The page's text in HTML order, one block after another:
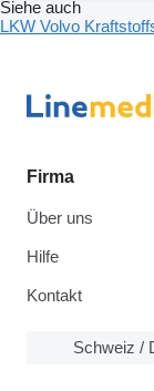
Siehe auch
LKW Volvo
Firma
Über uns
Hilfe
Kontakt
Schweiz /